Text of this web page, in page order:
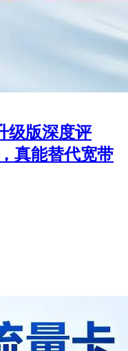
级版深度评
真能替代宽带